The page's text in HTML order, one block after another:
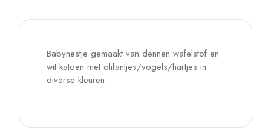
Babynestje gemaakt van dennen wafelstof en
wit katoen met olifantjes/vogels/hartjes in
diverse kleuren.